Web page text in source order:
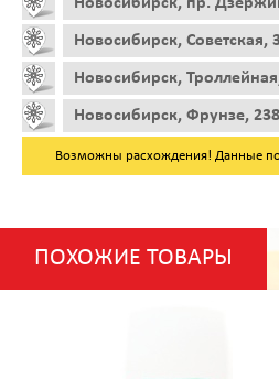
Новосибирск, Советская,
Новосибирск,
Новосибирск, Фрунзе,
Возможны расхождения! Данные по
ПОХОЖИЕ ТОВАРЫ